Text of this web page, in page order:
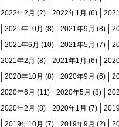
2022年2月 (2) 2022年1月 (6)
2021年10月 (8) 2021年9月 (8)
2021年6月 (10) 2021年5月 (7)
2021年2月 (8) 2021年1月 (6)
2020年10月 (8) 2020年9月 (6)
2020年6月 (11) 2020年5月 (8)
2020年2月 (8) 2020年1月 (7)
2019年10月 (7) 2019年9月 (2)